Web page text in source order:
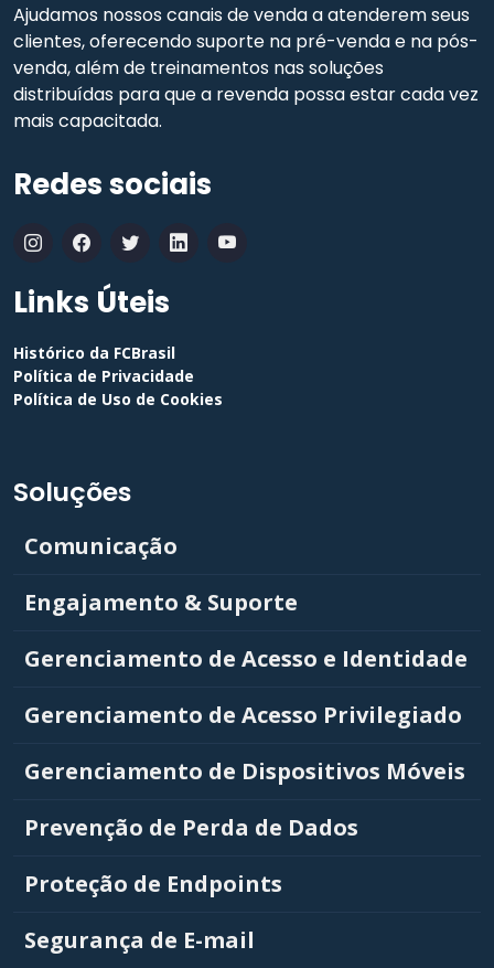
Ajudamos nossos canais de venda a atenderem seus
clientes, oferecendo suporte na pré-venda e na pós-
venda, além de treinamentos nas soluções
distribuídas para que a revenda possa estar cada vez
mais capacitada.
Redes sociais
Links Úteis
Histórico da FCBrasil
Política de Privacidade
Política de Uso de Cookies
Soluções
Comunicação
Engajamento & Suporte
Gerenciamento de Acesso e Identidade
Gerenciamento de Acesso Privilegiado
Gerenciamento de Dispositivos Móveis
Prevenção de Perda de Dados
Proteção de Endpoints
Segurança de E-mail